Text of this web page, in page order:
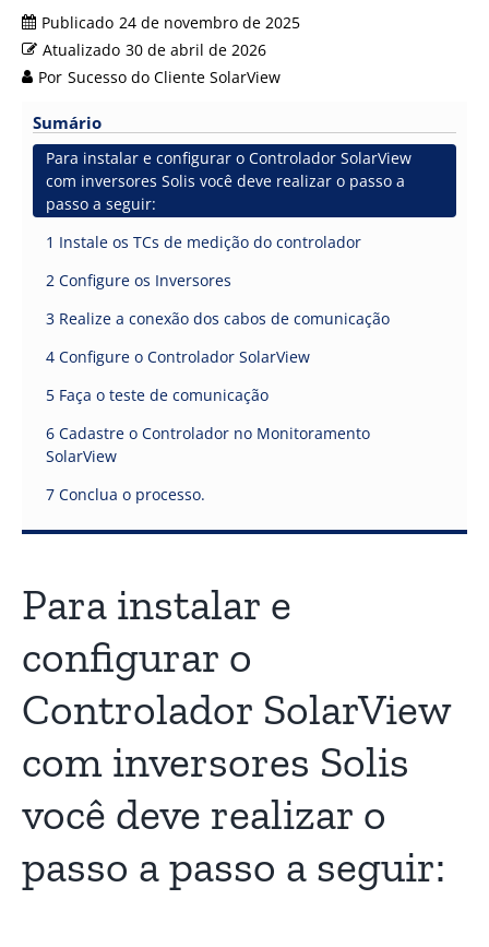
Publicado 24 de novembro de 2025
Atualizado 30 de abril de 2026
Por Sucesso do Cliente SolarView
Sumário
Para instalar e configurar o Controlador SolarView
com inversores Solis você deve realizar o passo a
passo a seguir:
1 Instale os TCs de medição do controlador
2 Configure os Inversores
3 Realize a conexão dos cabos de comunicação
4 Configure o Controlador SolarView
5 Faça o teste de comunicação
6 Cadastre o Controlador no Monitoramento
SolarView
7 Conclua o processo.
Para instalar e
configurar o
Controlador SolarView
com inversores Solis
você deve realizar o
passo a passo a seguir: